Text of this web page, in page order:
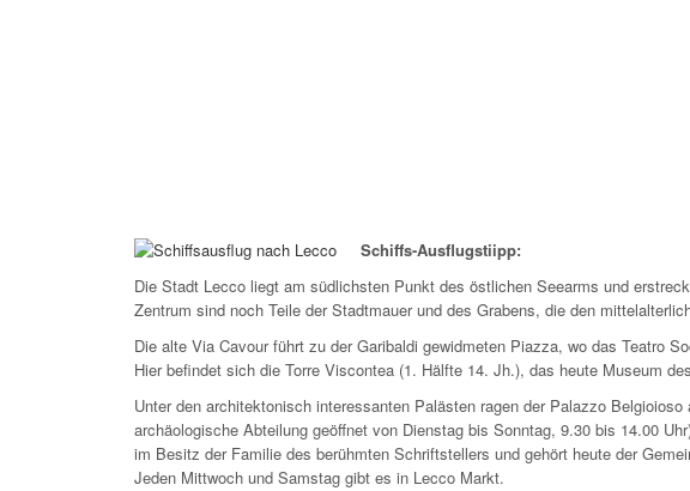
Schiffs-Ausflugstiipp:
Die Stadt Lecco liegt am südlichsten Punkt des östlichen Seearms und
Zentrum sind noch Teile der Stadtmauer und des Grabens, die den
Die alte Via Cavour führt zu der Garibaldi gewidmeten Piazza, wo das Teatro
Hier befindet sich die Torre Viscontea (1. Hälfte 14. Jh.), das heute Museum
Unter den architektonisch interessanten Palästen ragen der Palazzo
archäologische Abteilung geöffnet von Dienstag bis Sonntag, 9.30 bis 14.00
im Besitz der Familie des berühmten Schriftstellers und gehört heute der
Jeden Mittwoch und Samstag gibt es in Lecco Markt.